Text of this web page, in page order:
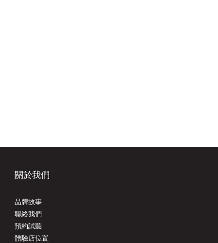
關於我們
品牌故事
聯絡我們
預約試聽
體驗店位置